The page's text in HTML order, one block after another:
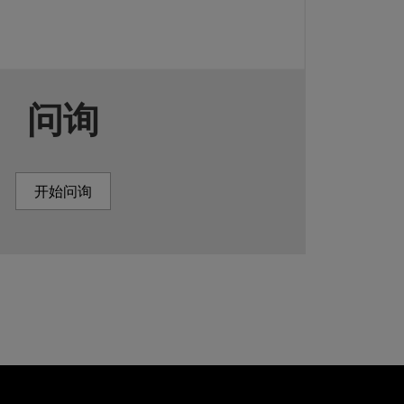
问询
开始问询